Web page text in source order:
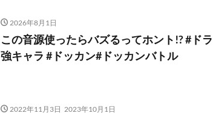
2026年8月1日
この音源使ったらバズるってホント!? #ド
強キャラ #ドッカン#ドッカンバトル
2022年11月3日 2023年10月1日